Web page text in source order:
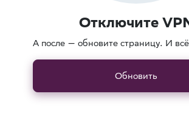
Отключите
А после — обновите страницу. И
Обновить